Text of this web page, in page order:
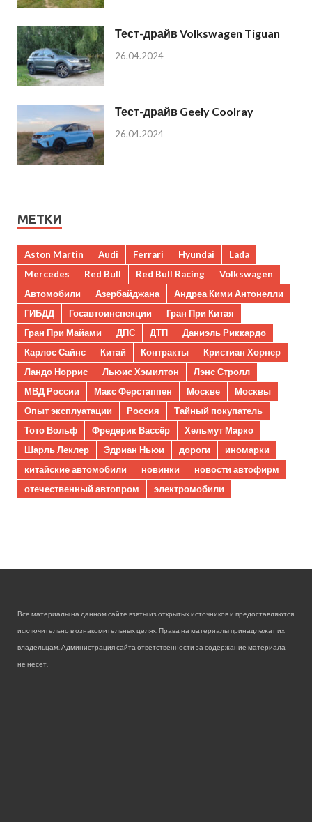
Тест-драйв Volkswagen Tiguan
26.04.2024
Тест-драйв Geely Coolray
26.04.2024
МЕТКИ
Aston Martin Audi Ferrari Hyundai
Lada
Mercedes
Red Bull Red Bull Racing
Volkswagen
Автомобили
Азербайджана
Андреа Кими Антонелли
ГИБДД
Госавтоинспекции
Гран При Китая
Гран При Майами
ДПС ДТП
Даниэль Риккардо
Карлос Сайнс
Китай Контракты
Кристиан Хорнер
Ландо Норрис
Льюис Хэмилтон
Лэнс Стролл
МВД России
Макс Ферстаппен Москве
Москвы
Опыт эксплуатации
Россия
Тайный покупатель
Тото Вольф
Фредерик Вассёр
Хельмут Марко
Шарль Леклер
Эдриан Ньюи дороги
иномарки
китайские автомобили
новинки
новости автофирм
отечественный автопром
электромобили
Все материалы на данном сайте взяты из открытых источников и предоставляются
исключительно в ознакомительных целях. Права на материалы принадлежат их
владельцам. Администрация сайта ответственности за содержание материала
не несет.